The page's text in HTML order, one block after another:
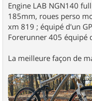
Engine LAB NGN140
185mm, roues perso
xm 819 ; équipé d'un
Forerunner 405 équipé
La meilleure façon de